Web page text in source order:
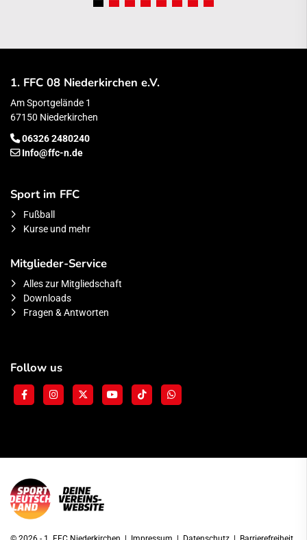
1. FFC 08 Niederkirchen e.V.
Am Sportgelände 1
67150 Niederkirchen
06326 2480240
Info@ffc-n.de
Sport im FFC
Fußball
Kurse und mehr
Mitglieder-Service
Alles zur Mitgliedschaft
Downloads
Fragen & Antworten
Follow us